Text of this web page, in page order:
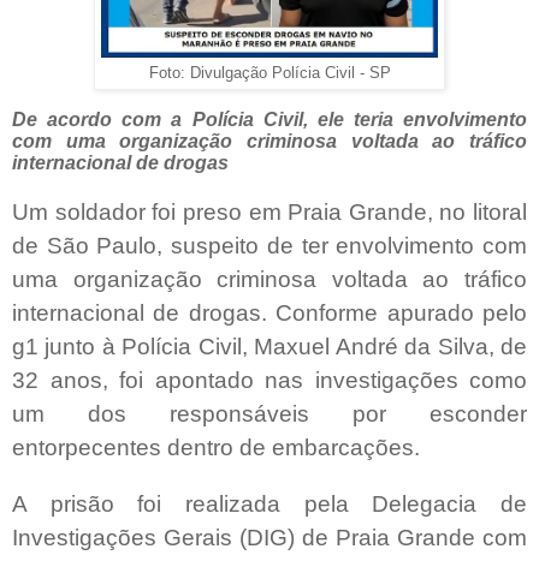
Foto: Divulgação Polícia Civil - SP
De acordo com a Polícia Civil, ele teria envolvimento
com uma organização criminosa voltada ao tráfico
internacional de drogas
Um soldador foi preso em Praia Grande, no litoral
de São Paulo, suspeito de ter envolvimento com
uma organização criminosa voltada ao tráfico
internacional de drogas. Conforme apurado pelo
g1 junto à Polícia Civil, Maxuel André da Silva, de
32 anos, foi apontado nas investigações como
um dos responsáveis por esconder
entorpecentes dentro de embarcações.
A prisão foi realizada pela Delegacia de
Investigações Gerais (DIG) de Praia Grande com